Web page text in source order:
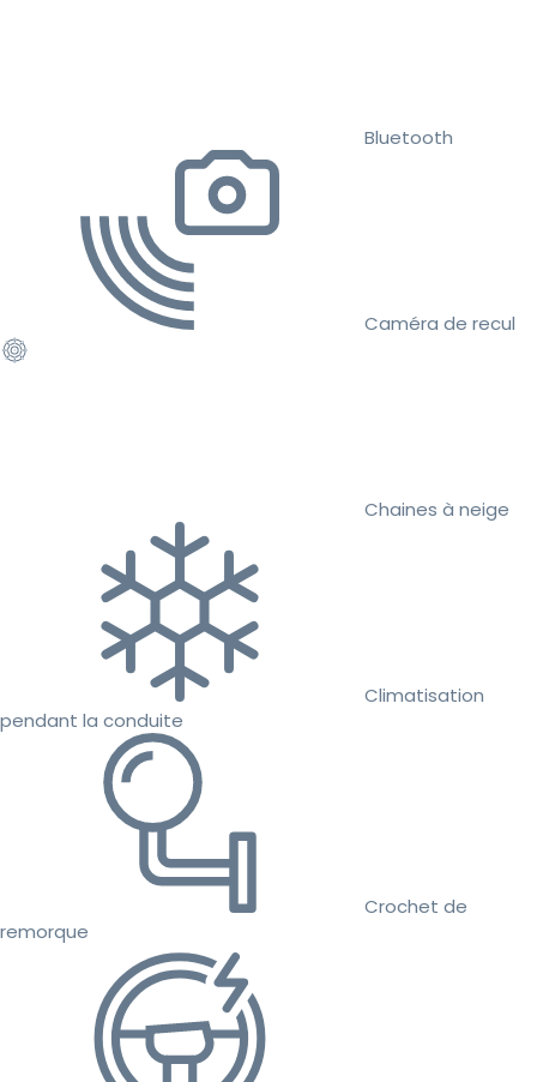
Bluetooth
Caméra de recul
Chaines à neige
Climatisation
pendant la conduite
Crochet de
remorque